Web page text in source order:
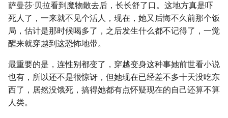
萨曼莎·贝拉看到魔物散去后，长长舒了口。这地方真是吓
死人了，一来就不见个活人，现在，她又后悔不久前那个饭
局，估计是那时候喝多了，之后发生什么都不记得了，一觉
醒来就穿越到这恐怖地带。
最重要的是，连性别都变了，穿越变身这种事她前世看小说
也有，所以还不是很惊讶，但她现在已经差不多十天没吃东
西了，居然没饿死，搞得她都有点怀疑现在的自己还算不算
人类。